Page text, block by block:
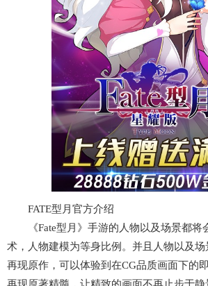
FATE型月官方介绍
《Fate型月》手游的人物以及场景都将
术，人物建模为等身比例。并且人物以及
再现原作，可以体验到在CG品质画面下的